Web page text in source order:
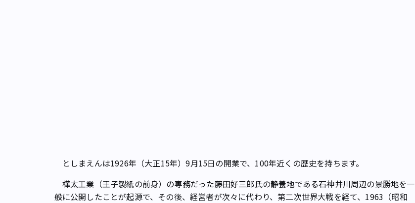
としまえんは1926年（大正15年）9月15日の開業で、100年近くの歴史を持ちます。
樺太工業（王子製紙の前身）の専務だった藤田好三郎氏の静養地である石神井川周辺の景勝地を一
般に公開したことが起源で、その後、経営者が次々に代わり、第二次世界大戦を経て、1963（昭和